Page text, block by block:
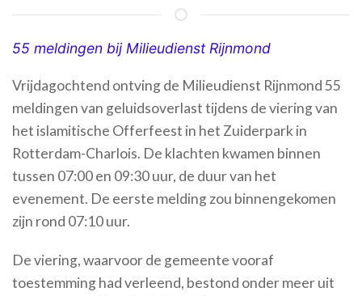
55 meldingen bij Milieudienst Rijnmond
Vrijdagochtend ontving de Milieudienst Rijnmond 55
meldingen van geluidsoverlast tijdens de viering van
het islamitische Offerfeest in het Zuiderpark in
Rotterdam-Charlois. De klachten kwamen binnen
tussen 07:00 en 09:30 uur, de duur van het
evenement. De eerste melding zou binnengekomen
zijn rond 07:10 uur.
De viering, waarvoor de gemeente vooraf
toestemming had verleend, bestond onder meer uit